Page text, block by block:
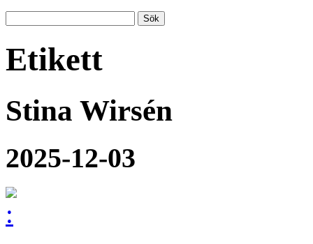
Etikett
Stina Wirsén
2025-12-03